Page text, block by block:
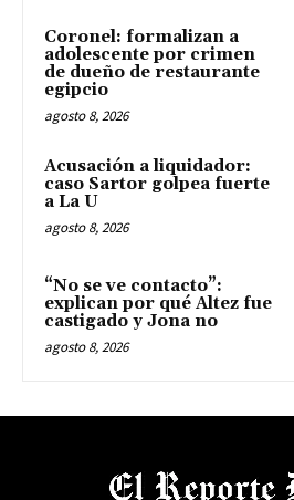
Coronel: formalizan a
adolescente por crimen
de dueño de restaurante
egipcio
agosto 8, 2026
Acusación a liquidador:
caso Sartor golpea fuerte
a La U
agosto 8, 2026
“No se ve contacto”:
explican por qué Altez fue
castigado y Jona no
agosto 8, 2026